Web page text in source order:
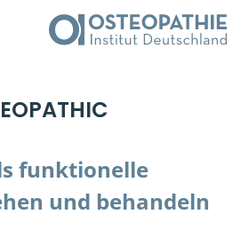
funktionelle
und behandeln